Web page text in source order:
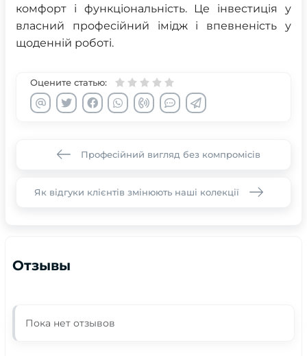
комфорт і функціональність. Це інвестиція у
власний професійний імідж і впевненість у
щоденній роботі.
Оцените статью:
Професійний вигляд без компромісів
Як відгуки клієнтів змінюють наші колекції
Отзывы
Пока нет отзывов